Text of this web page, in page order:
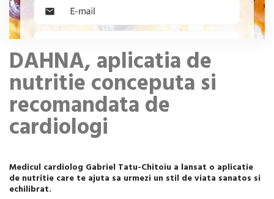
DAHNA, aplicatia de
nutritie conceputa si
recomandata de
cardiologi
Medicul cardiolog Gabriel Tatu-Chitoiu a lansat o aplicatie
de nutritie care te ajuta sa urmezi un stil de viata sanatos si
echilibrat.